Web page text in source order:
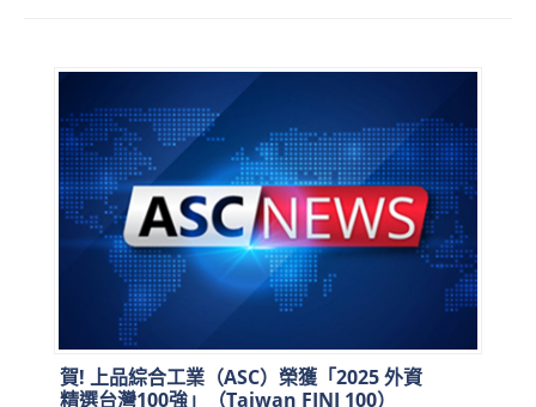
賀! 上品綜合工業（ASC）榮獲「2025 外資
精選台灣100強」（Taiwan FINI 100）